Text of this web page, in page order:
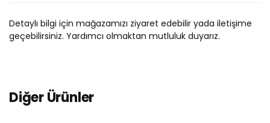
Detaylı bilgi için mağazamızı ziyaret edebilir yada iletişime
geçebilirsiniz. Yardımcı olmaktan mutluluk duyarız.
Diğer Ürünler